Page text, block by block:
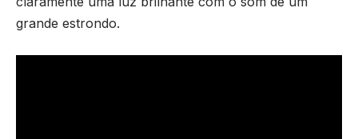
grande estrondo.